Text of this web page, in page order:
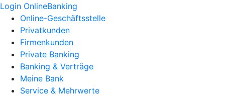
Login OnlineBanking
Online-Geschäftsstelle
Privatkunden
Firmenkunden
Private Banking
Banking & Verträge
Meine Bank
Service & Mehrwerte